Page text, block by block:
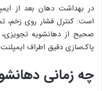
در بهداشت دهان بعد از
است: کنترل فشار روی زخم،
صحیح از دهانشویه تجویزی،
پاک‌سازی دقیق اطراف ایمپلنت
چه زمانی